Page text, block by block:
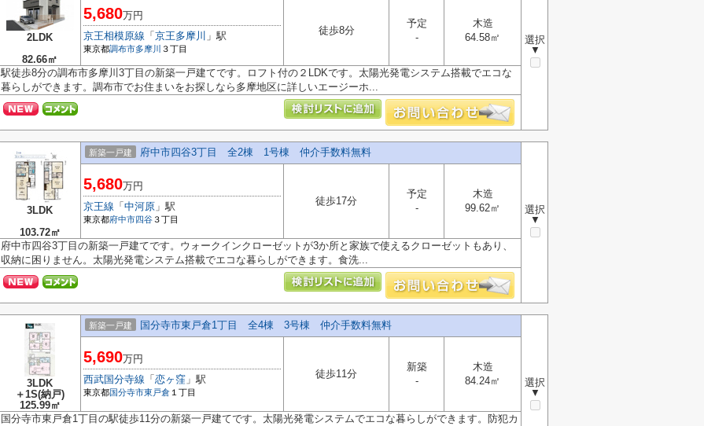
2LDK
82.66㎡
選択
▼
5,680万円
京王相模原線 「 京王多摩川 」駅
東京都調布市多摩川 ３丁目
徒歩8分
予定
-
木造
64.58㎡
駅徒歩8分の調布市多摩川3丁目の新築一戸建てです。ロフト付の２LDKです。太陽光発電システム搭載でエコな
暮らしができます。調布市でお住まいをお探しなら多摩地区に詳しいエージーホ...
3LDK
103.72㎡
新築一戸建 府中市四谷3丁目 全2棟 1号棟 仲介手数料無料
選択
▼
5,680万円
京王線 「 中河原 」駅
東京都府中市四谷３丁目
徒歩17分
予定
-
木造
99.62㎡
府中市四谷3丁目の新築一戸建てです。ウォークインクローゼットが3か所と家族で使えるクローゼットもあり、
収納に困りません。太陽光発電システム搭載でエコな暮らしができます。食洗...
3LDK
＋1S(納戸)
125.99㎡
新築一戸建 国分寺市東戸倉1丁目 全4棟 3号棟 仲介手数料無料
選択
▼
5,690万円
西武国分寺線 「 恋ヶ窪 」駅
東京都国分寺市東戸倉 １丁目
徒歩11分
新築
-
木造
84.24㎡
国分寺市東戸倉1丁目の駅徒歩11分の新築一戸建てです。太陽光発電システムでエコな暮らしができます。防犯カ